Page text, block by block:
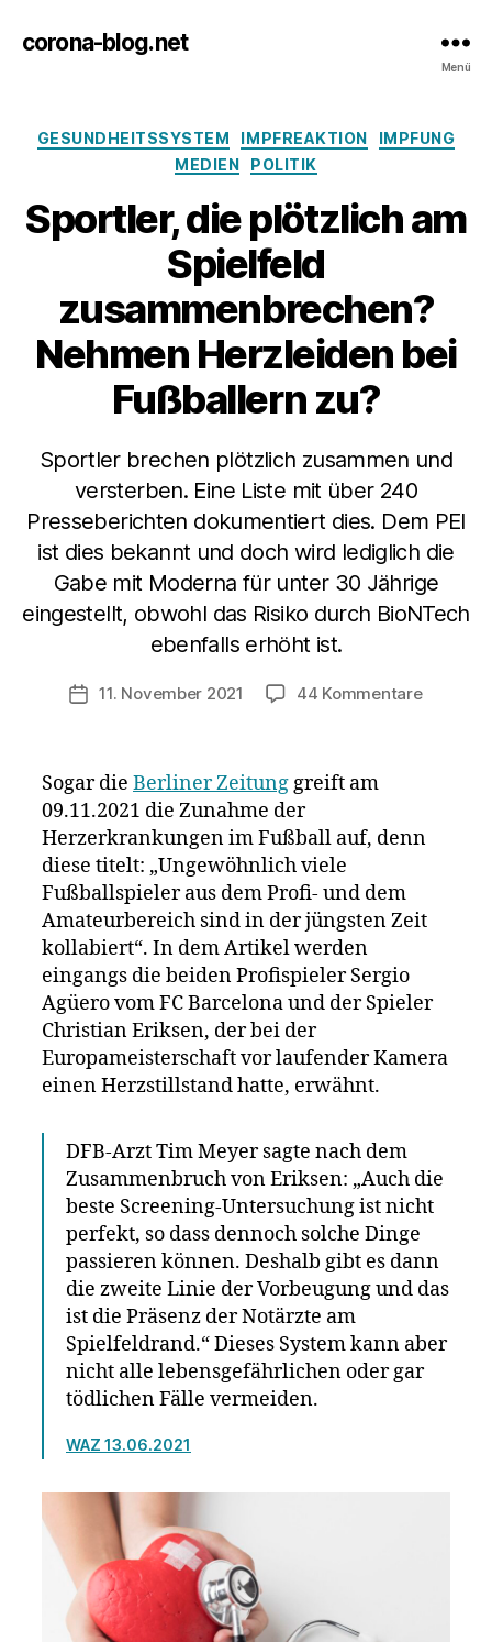
corona-blog.net
Menü
Kategorien
GESUNDHEITSSYSTEM IMPFREAKTION
IMPFUNG
MEDIEN
POLITIK
Sportler, die plötzlich am
Spielfeld
zusammenbrechen?
Nehmen Herzleiden bei
Fußballern zu?
Sportler brechen plötzlich zusammen und
versterben. Eine Liste mit über 240
Presseberichten dokumentiert dies. Dem PEI
ist dies bekannt und doch wird lediglich die
Gabe mit Moderna für unter 30 Jährige
eingestellt, obwohl das Risiko durch BioNTech
ebenfalls erhöht ist.
Veröffentlichungsdatum
11. November 2021 44 Kommentarezu
bei
Sogar die Berliner Zeitunggreift am
09.11.2021 die Zunahme der
Herzerkrankungen im Fußball auf, denn
diese titelt: „Ungewöhnlich viele
Fußballspieler aus dem Profi- und dem
Amateurbereich sind in der jüngsten Zeit
kollabiert“. In dem Artikel werden
eingangs die beiden Profispieler Sergio
Agüero vom FC Barcelona und der Spieler
Christian Eriksen, der bei der
Europameisterschaft vor laufender Kamera
einen Herzstillstand hatte, erwähnt.
DFB-Arzt Tim Meyer sagte nach dem
Zusammenbruch von Eriksen: „Auch die
beste Screening-Untersuchung ist nicht
perfekt, so dass dennoch solche Dinge
passieren können. Deshalb gibt es dann
die zweite Linie der Vorbeugung und das
ist die Präsenz der Notärzte am
Spielfeldrand.“ Dieses System kann aber
nicht alle lebensgefährlichen oder gar
tödlichen Fälle vermeiden.
WAZ 13.06.2021